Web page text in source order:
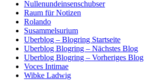
Nullenundeinsenschubser
Raum für Notizen
Rolando
Susammelsurium
Uberblog – Blogring Startseite
Uberblog Blogring – Nächstes Blog
Uberblog Blogring – Vorheriges Blog
Voces Intimae
Wibke Ladwig